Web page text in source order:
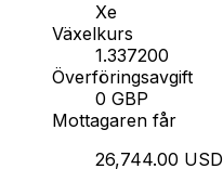
Xe
Växelkurs
1.337200
Överföringsavgift
0 GBP
Mottagaren får
26,744.00 USD